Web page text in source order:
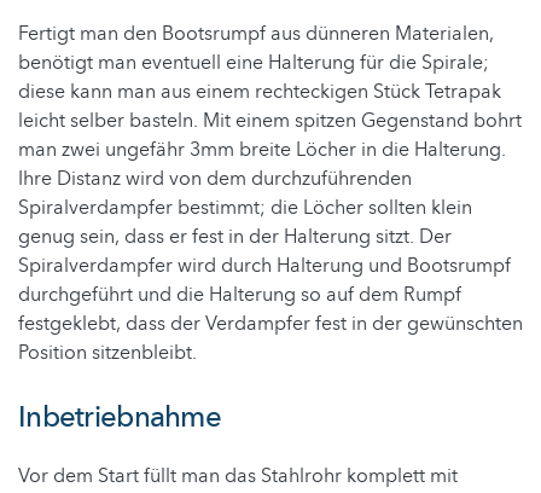
Fertigt man den Bootsrumpf aus dünneren Materialen,
benötigt man eventuell eine Halterung für die Spirale;
diese kann man aus einem rechteckigen Stück Tetrapak
leicht selber basteln. Mit einem spitzen Gegenstand bohrt
man zwei ungefähr 3mm breite Löcher in die Halterung.
Ihre Distanz wird von dem durchzuführenden
Spiralverdampfer bestimmt; die Löcher sollten klein
genug sein, dass er fest in der Halterung sitzt. Der
Spiralverdampfer wird durch Halterung und Bootsrumpf
durchgeführt und die Halterung so auf dem Rumpf
festgeklebt, dass der Verdampfer fest in der gewünschten
Position sitzenbleibt.
Inbetriebnahme
Vor dem Start füllt man das Stahlrohr komplett mit